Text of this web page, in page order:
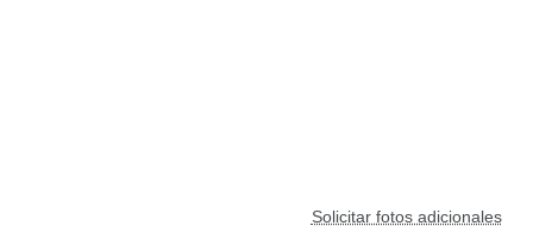
Solicitar fotos adicionales